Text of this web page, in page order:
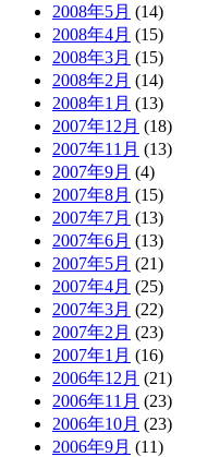
2008年5月 (14)
2008年4月 (15)
2008年3月 (15)
2008年2月 (14)
2008年1月 (13)
2007年12月 (18)
2007年11月 (13)
2007年9月 (4)
2007年8月 (15)
2007年7月 (13)
2007年6月 (13)
2007年5月 (21)
2007年4月 (25)
2007年3月 (22)
2007年2月 (23)
2007年1月 (16)
2006年12月 (21)
2006年11月 (23)
2006年10月 (23)
2006年9月 (11)